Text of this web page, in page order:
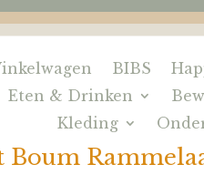
BIBS
Eten & Drinken
Kleding
Boum